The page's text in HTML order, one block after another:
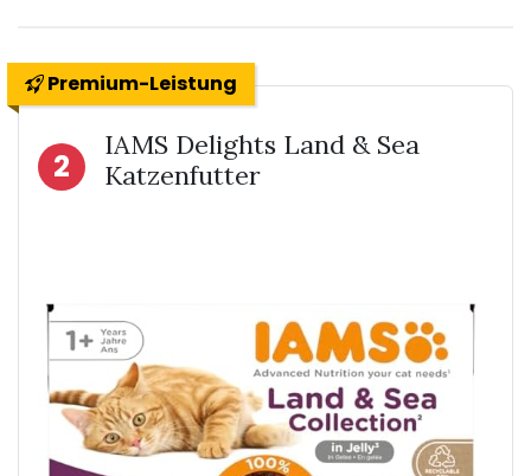
Premium-Leistung
2
IAMS Delights Land & Sea
Katzenfutter